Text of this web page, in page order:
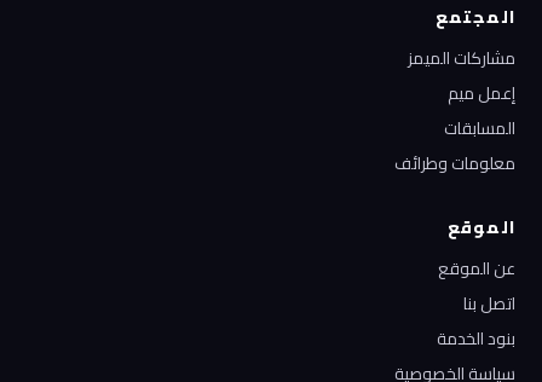
المجتمع
مشاركات الميمز
إعمل ميم
المسابقات
معلومات وطرائف
الموقع
عن الموقع
اتصل بنا
بنود الخدمة
سياسة الخصوصية